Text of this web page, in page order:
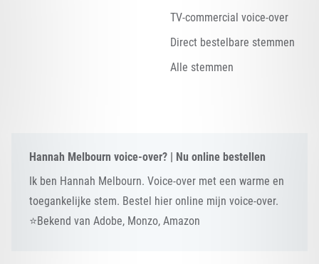
TV-commercial voice-over
Direct bestelbare stemmen
Alle stemmen
Hannah Melbourn voice-over? | Nu online bestellen
Ik ben Hannah Melbourn. Voice-over met een warme en
toegankelijke stem. Bestel hier online mijn voice-over.
⭐Bekend van Adobe, Monzo, Amazon